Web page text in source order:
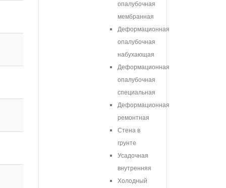
опалубочная
мембранная
Деформационная
опалубочная
набухающая
Деформационная
опалубочная
специальная
Деформационная
ремонтная
Стена в
грунте
Усадочная
внутренняя
Холодный